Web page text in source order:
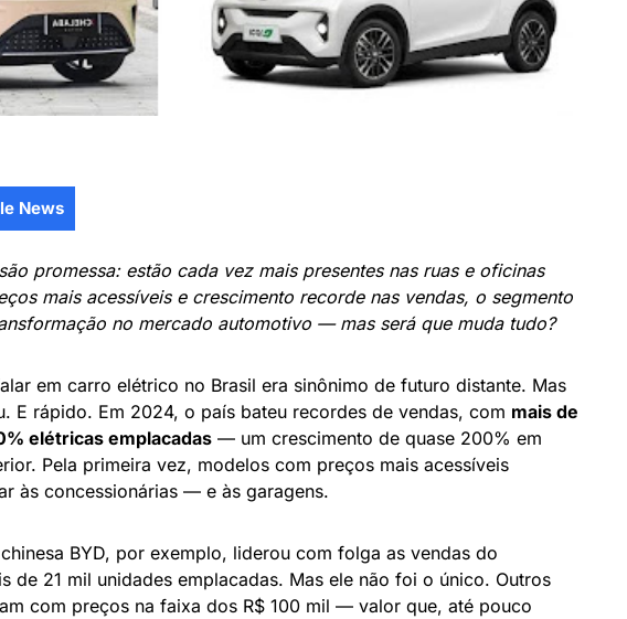
News
promessa: estão cada vez mais presentes nas ruas e oficinas
mais acessíveis e crescimento recorde nas vendas, o segmento
no mercado automotivo — mas será que muda tudo?
em carro elétrico no Brasil era sinônimo de futuro distante. Mas
E rápido. Em 2024, o país bateu recordes de vendas, com mais de
elétricas emplacadas — um crescimento de quase 200% em
Pela primeira vez, modelos com preços mais acessíveis
às concessionárias — e às garagens.
BYD, por exemplo, liderou com folga as vendas do
de 21 mil unidades emplacadas. Mas ele não foi o único. Outros
com preços na faixa dos R$ 100 mil — valor que, até pouco